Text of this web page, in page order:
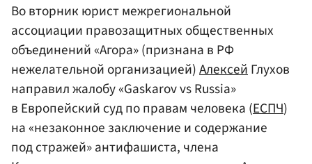
Во вторник юрист межрегиональной
ассоциации правозащитных общественных
объединений «Агора» (признана в РФ
нежелательной организацией)АлексейГлухов
направил жалобу «Gaskarov vs Russia»
в Европейский суд по правам человека (ЕСПЧ)
на «незаконное заключение и содержание
под стражей» антифашиста, члена